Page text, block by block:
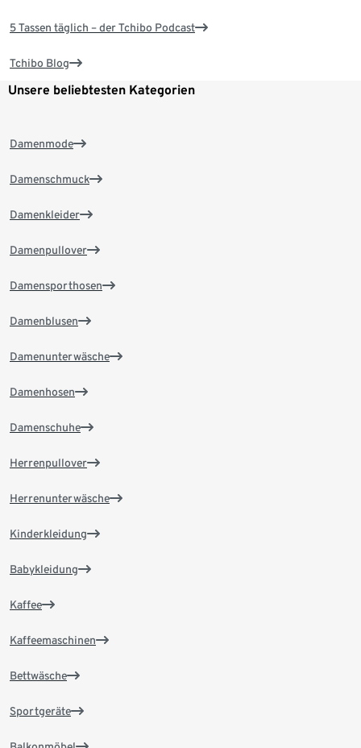
5 Tassen täglich – der Tchibo Podcast
Tchibo Blog
Unsere beliebtesten Kategorien
Damenmode
Damenschmuck
Damenkleider
Damenpullover
Damensporthosen
Damenblusen
Damenunterwäsche
Damenhosen
Damenschuhe
Herrenpullover
Herrenunterwäsche
Kinderkleidung
Babykleidung
Kaffee
Kaffeemaschinen
Bettwäsche
Sportgeräte